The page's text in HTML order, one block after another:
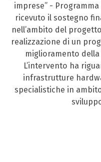
imprese” - Programma
ricevuto il sostegno
nell’ambito del progetto
realizzazione di un
miglioramento
L’intervento ha
infrastrutture
specialistiche in